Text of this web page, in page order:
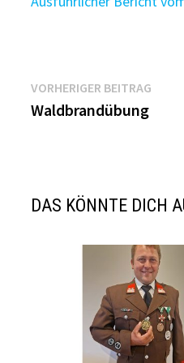
VORHERIGER BEITRAG
Waldbrandübung
DAS KÖNNTE DICH